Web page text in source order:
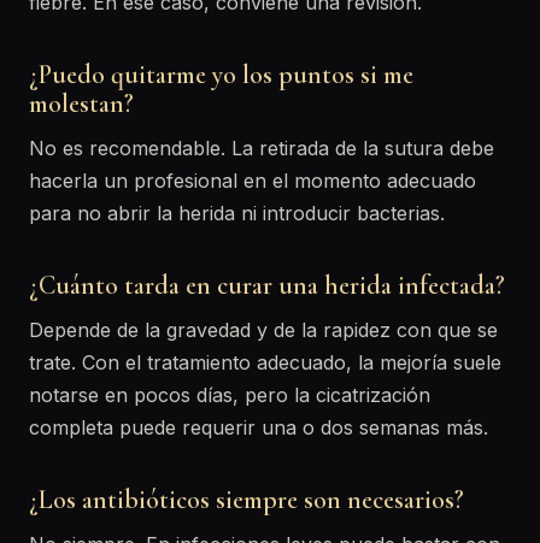
¿Puedo quitarme yo los puntos si me
molestan?
No es recomendable. La retirada de la sutura debe
hacerla un profesional en el momento adecuado
para no abrir la herida ni introducir bacterias.
¿Cuánto tarda en curar una herida infectada?
Depende de la gravedad y de la rapidez con que se
trate. Con el tratamiento adecuado, la mejoría suele
notarse en pocos días, pero la cicatrización
completa puede requerir una o dos semanas más.
¿Los antibióticos siempre son necesarios?